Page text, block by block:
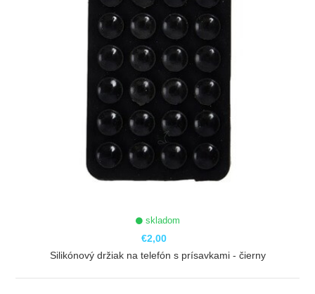
skladom
€2,00
Silikónový držiak na telefón s prísavkami - čierny